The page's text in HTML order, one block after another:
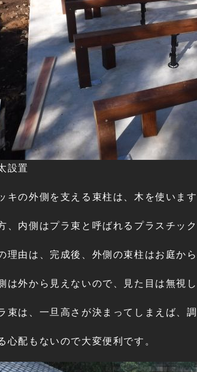
設置
キの外側を支える束柱は、木を使います
、内側はプラ束と呼ばれるプラスチッ
理由は、完成後、外側の束柱はお庭か
は外から見えないので、見た目は無視
束は、一旦高さが決まってしまえば、
心配もないので大変便利です。